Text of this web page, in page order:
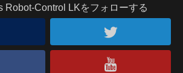
Robot-Control LKをフォローする